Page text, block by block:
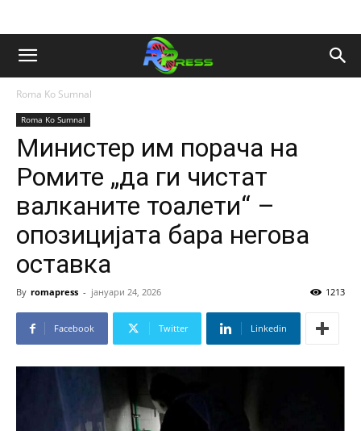
Roma Ko Sumnal
Roma Ko Sumnal
Министер им порача на
Ромите „да ги чистат
валканите тоалети“ –
опозицијата бара негова
оставка
By romapress - јануари 24, 2026 1213
Facebook Twitter Linkedin